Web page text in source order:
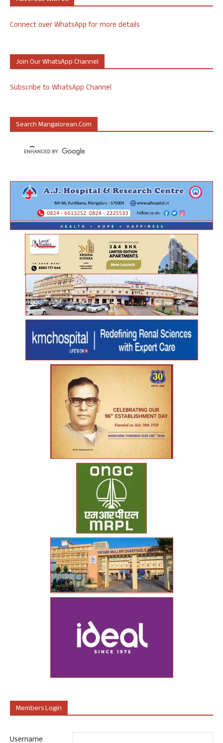
Connect over WhatsApp for more details
Join Our WhatsApp Channel
Subscribe to WhatsApp Channel
Search Mangalorean.com
Members Login
Username